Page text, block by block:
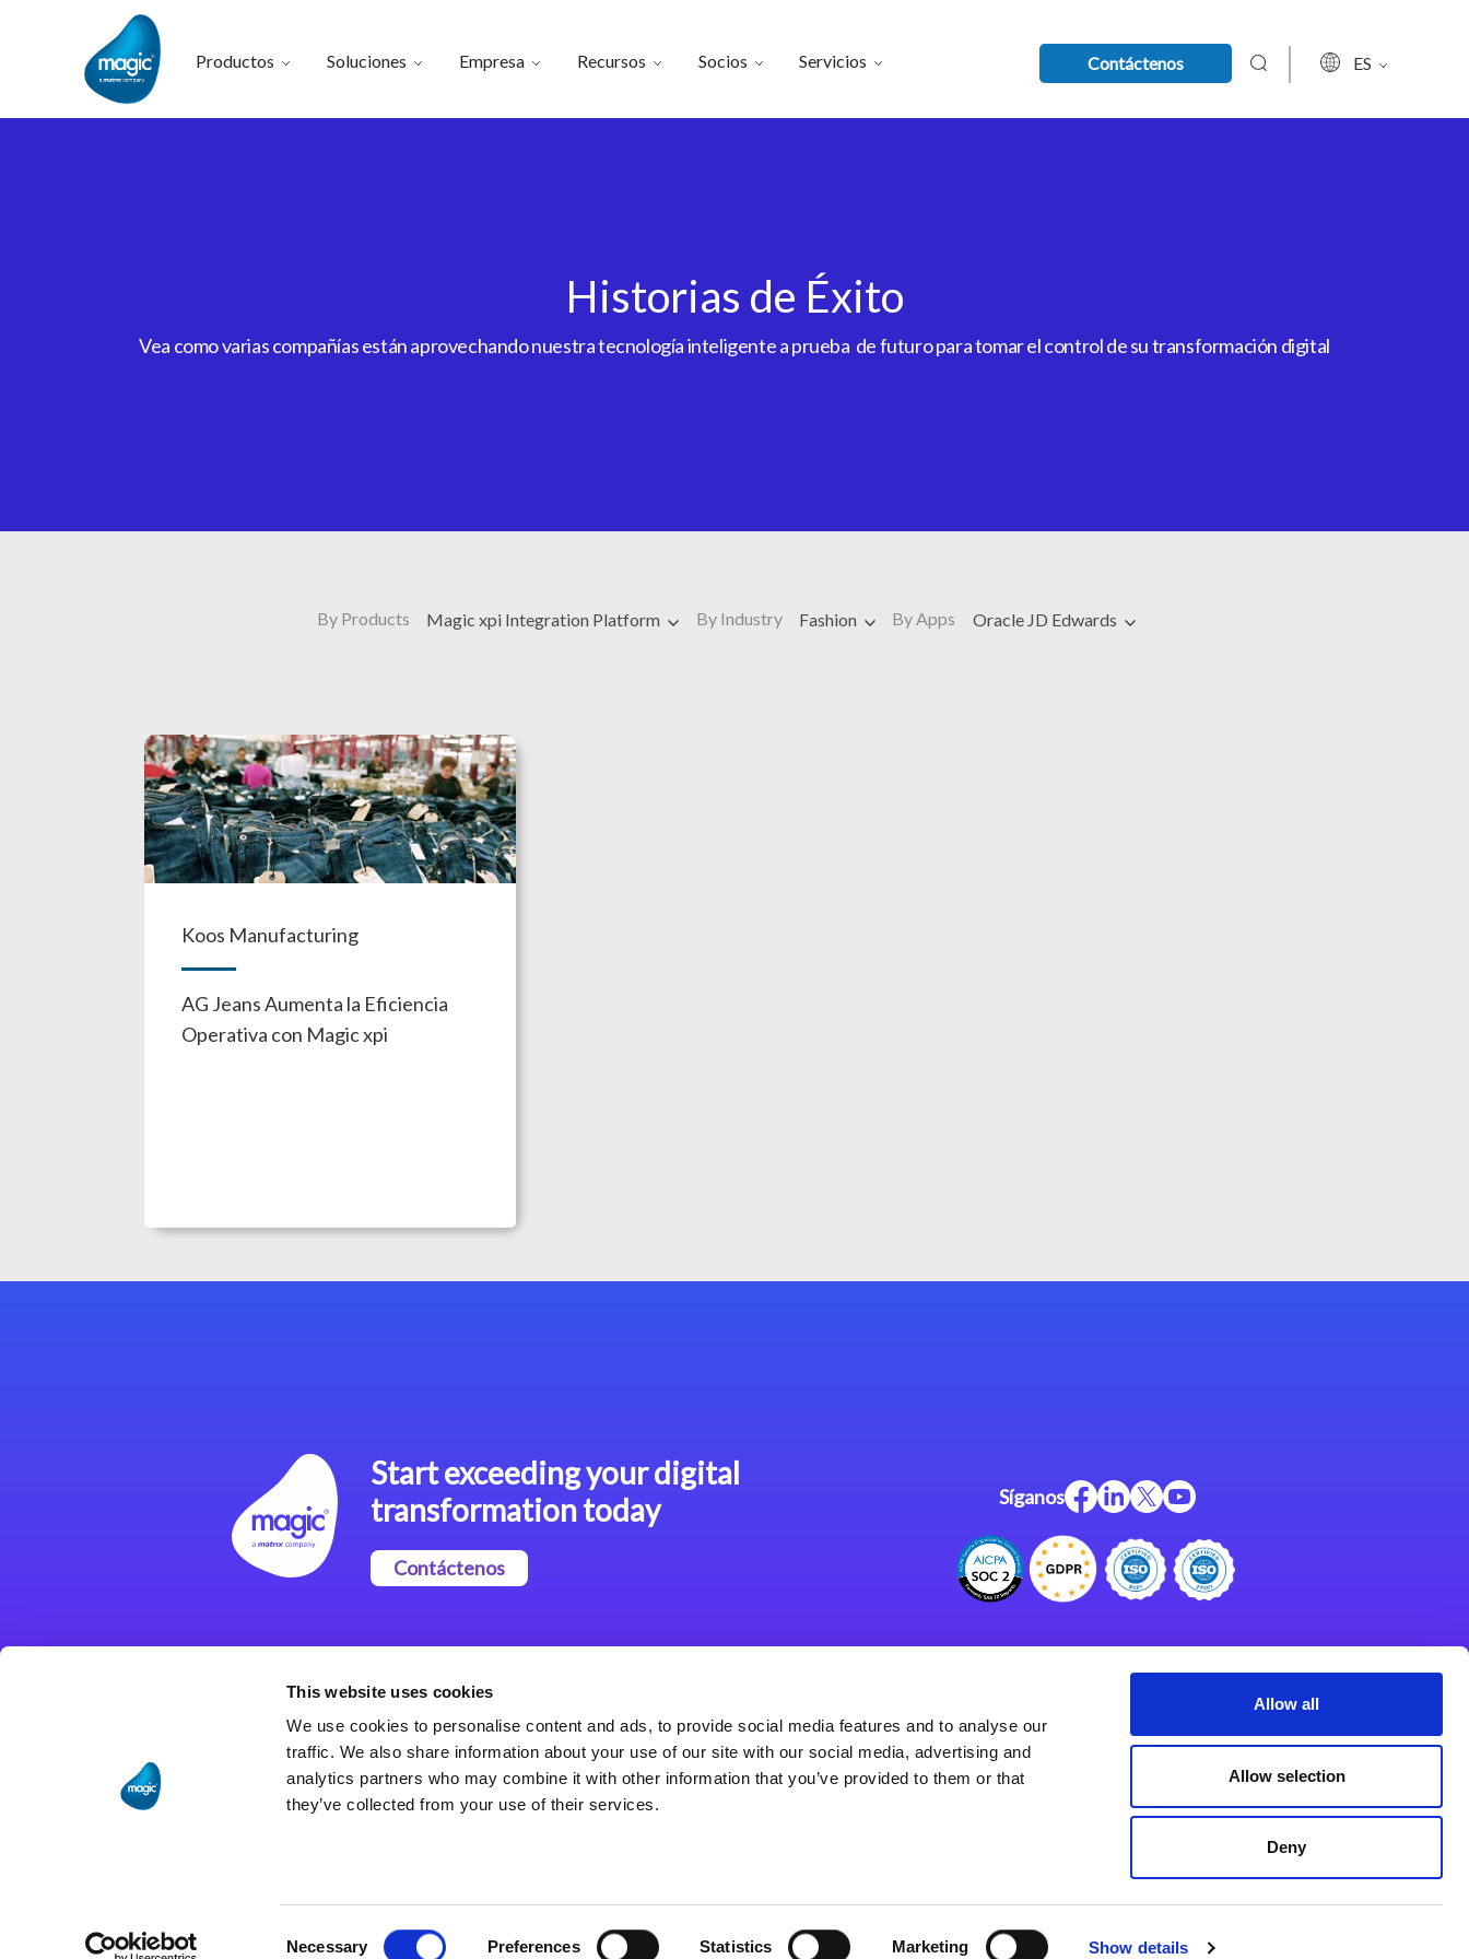
This website uses cookies
We use cookies to personalise content and ads, to provide social media features and to analyse our
traffic. We also share information about your use of our site with our social media, advertising and
analytics partners who may combine it with other information that you’ve provided to them or that
they’ve collected from your use of their services.
Necessary Preferences Statistics Marketing Show details
Allow all
Allow selection
Deny
Productos Soluciones Empresa Recursos Socios Servicios Contáctenos ES
Historias de Éxito
Vea como varias compañías están aprovechando nuestra tecnología inteligente a prueba de futuro para tomar el control de su transformación digital
By Products Magic xpi Integration Platform By Industry Fashion By Apps Oracle JD Edwards
Koos Manufacturing
AG Jeans Aumenta la Eficiencia
Operativa con Magic xpi
Start exceeding your digital
transformation today
Contáctenos
Síganos
Integración
Soluciones de integración
Marco de Aplicaciones Web
de Magic xpa
Acerca de Magic
Oficinas Internacionales
Políticas de Privacidad
Programa de Asociados